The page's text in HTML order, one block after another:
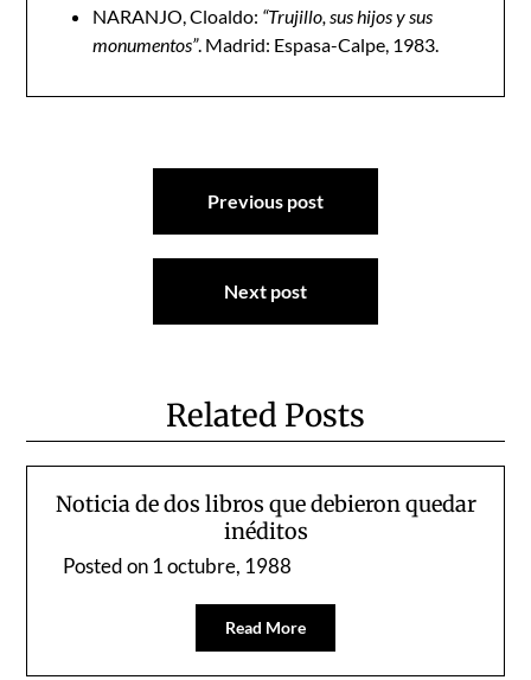
NARANJO, Cloaldo: “Trujillo, sus hijos y sus
monumentos”. Madrid: Espasa-Calpe, 1983.
Navegación
entradas
Previous post
Next post
Related Posts
Noticia de dos libros que debieron quedar
inéditos
Posted on1 octubre, 1988
Read More